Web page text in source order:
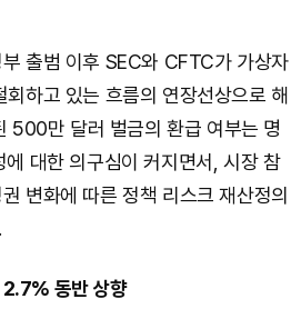
출범 이후 SEC와 CFTC가 가상자
하고 있는 흐름의 연장선상으로 해
500만 달러 벌금의 환급 여부는 명
대한 의구심이 커지면서, 시장 참
변화에 따른 정책 리스크 재산정의
동반 상향